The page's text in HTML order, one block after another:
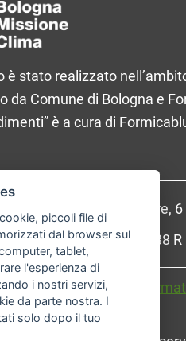
è stato realizzato
da Comune di Bologna e
è a cura di
Bologna, Piazza Maggiore,
- Cod. IBAN: IT 88
Carta dei valori
piccoli file di
dal browser sul
tablet,
l'esperienza di
i nostri servizi,
da parte nostra. I
solo dopo il tuo